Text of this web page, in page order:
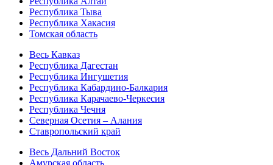
Республика Тыва
Республика Хакасия
Томская область
Весь Кавказ
Республика Дагестан
Республика Ингушетия
Республика Кабардино-Балкария
Республика Карачаево-Черкесия
Республика Чечня
Северная Осетия – Алания
Ставропольский край
Весь Дальний Восток
Амурская область